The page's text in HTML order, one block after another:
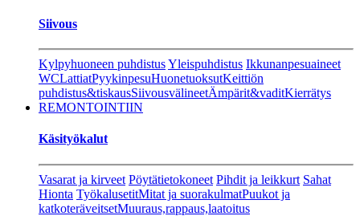
Siivous
Kylpyhuoneen puhdistusYleispuhdistus Ikkunanpesuaineet
WCLattiatPyykinpesuHuonetuoksutKeittiön
puhdistus&tiskausSiivousvälineetÄmpärit&vaditKierrätys
REMONTOINTIIN
Käsityökalut
Vasarat ja kirveet Pöytätietokoneet Pihdit ja leikkurt Sahat
Hionta TyökalusetitMitat ja suorakulmatPuukot ja
katkoteräveitsetMuuraus,rappaus,laatoitus